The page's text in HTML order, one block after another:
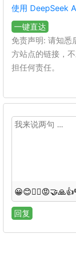
使用 DeepSeek
一键直达
免责声明: 请知悉
方站点的链接，
担任何责任。
😀😊😵‍💫😡🤝🙏👍
回复